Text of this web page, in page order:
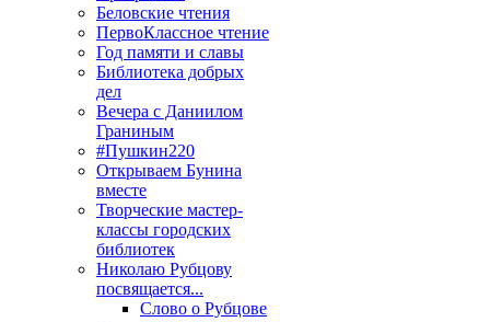
Беловские чтения
ПервоКлассное чтение
Год памяти и славы
Библиотека добрых
дел
Вечера с Даниилом
Граниным
#Пушкин220
Открываем Бунина
вместе
Творческие мастер-
классы городских
библиотек
Николаю Рубцову
посвящается...
Слово о Рубцове